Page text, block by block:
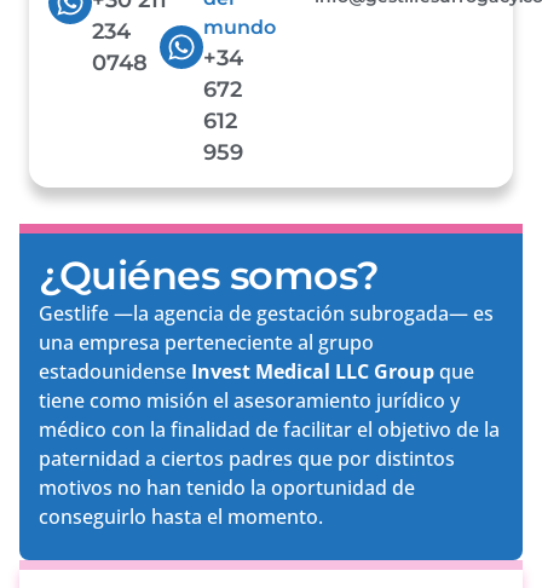
234
0748
mundo
+34
672
612
959
¿Quiénes somos?
Gestlife —la agencia de gestación subrogada— es
una empresa perteneciente al grupo
estadounidense Invest Medical LLC Groupque
tiene como misión el asesoramiento jurídico y
médico con la finalidad de facilitar el objetivo de la
paternidad a ciertos padres que por distintos
motivos no han tenido la oportunidad de
conseguirlo hasta el momento.